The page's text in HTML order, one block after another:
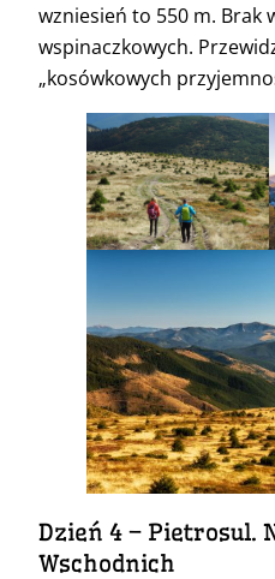
wzniesień to 550 m. Brak
wspinaczkowych.
„kosówkowych
Dzień 4 – Pietrosul.
Wschodnich